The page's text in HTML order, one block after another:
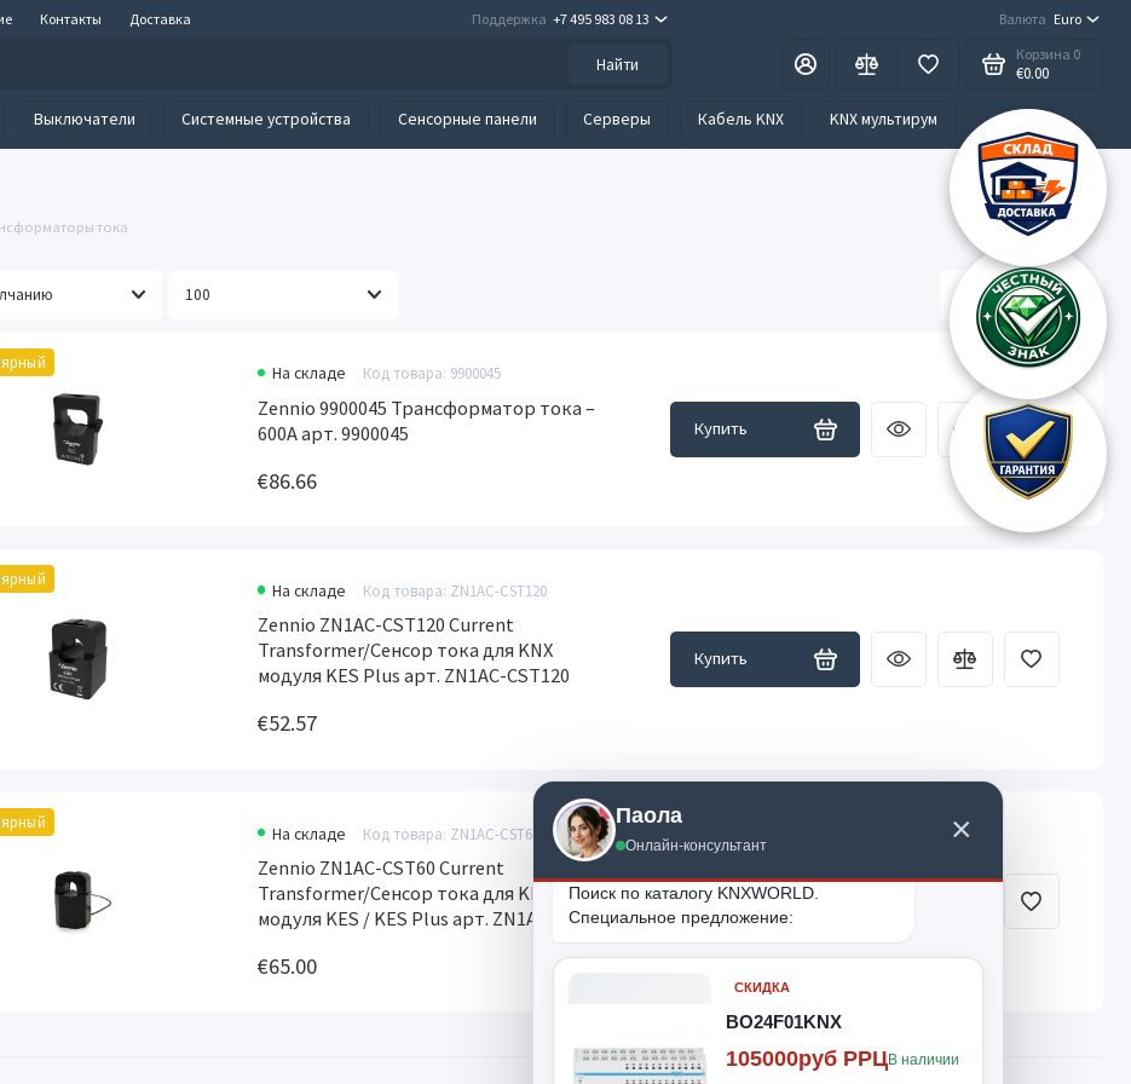
Контакты Доставка Поддержка +7 495 983 08 13 Валюта Euro
Найти
Корзина 0
€0.00
Выключатели Системные устройства Сенсорные панели Серверы Кабель KNX KNX мультирум
тока
На складе Код товара: 9900045
Zennio 9900045 Трансформатор тока –
600А арт. 9900045
€86.66
Купить
На складе Код товара: ZN1AC-CST120
Zennio ZN1AC-CST120 Current
Transformer/Сенсор тока для KNX
модуля KES Plus арт. ZN1AC-CST120
€52.57
Купить
На складе Код товара: ZN1AC-CST60
Zennio ZN1AC-CST60 Current
Transformer/Сенсор тока для KNX
модуля KES / KES Plus арт. ZN1AC-CST60
€65.00
Купить
Паола
Онлайн-консультант ×
Поиск по каталогу KNXWORLD.
Специальное предложение:
СКИДКА
BO24F01KNX
105000руб РРЦВ наличии